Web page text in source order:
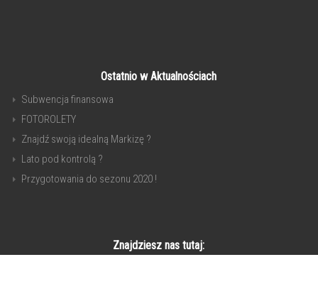
Ostatnio w Aktualnościach
Subwencja finansowa
FOTOROLETY
Znajdź swoją idealną Markizę ?
Lato pod kontrolą ?
Przygotowania do sezonu 2020 !
Znajdziesz nas tutaj: